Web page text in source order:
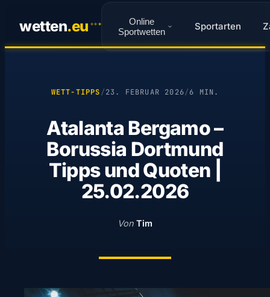
wetten.eu ✦✦ ✦
Online
Sportwetten
Sportarten
WETT-TIPPS/23. FEBRUAR 2026/6 MIN.
Atalanta Bergamo –
Borussia Dortmund
Tipps und Quoten |
25.02.2026
Von Tim